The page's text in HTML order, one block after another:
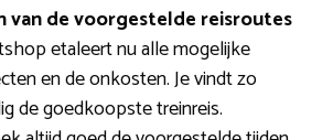
van de voorgestelde reisroutes
etaleert nu alle mogelijke
en de onkosten. Je vindt zo
de goedkoopste treinreis.